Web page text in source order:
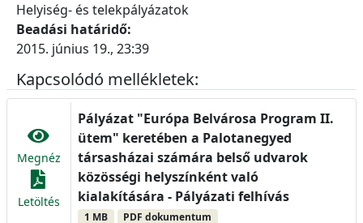
Helyiség- és telekpályázatok
Beadási határidő:
2015. június 19., 23:39
Kapcsolódó mellékletek:
Megnéz
Letöltés
Pályázat "Európa Belvárosa Program II.
ütem" keretében a Palotanegyed
társasházai számára belső udvarok
közösségi helyszínként való
kialakítására - Pályázati felhívás
1 MB PDF dokumentum